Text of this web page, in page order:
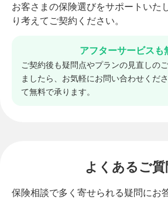
お客さまの保険選びをサポートいた
り考えてご契約ください。
アフターサービスも
ご契約後も疑問点やプランの見直しの
ましたら、お気軽にお問い合わせくだ
て無料で承ります。
よくあるご質
保険相談で多く寄せられる疑問にお